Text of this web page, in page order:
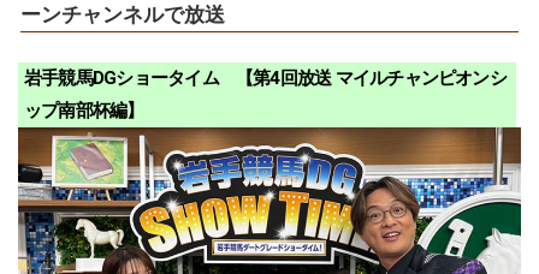
ーンチャンネルで放送
岩手競馬DGショータイム 【第4回放送 マイルチャンピオンシ
ップ南部杯編】